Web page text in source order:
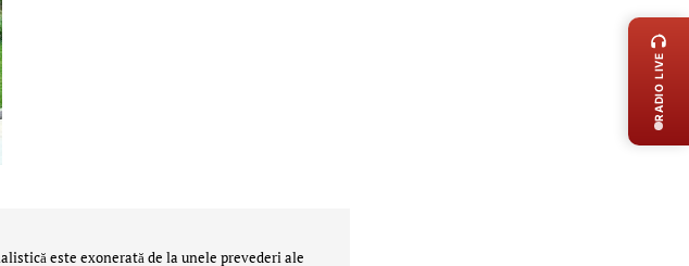
este exonerată de la unele prevederi ale
RADIO LIVE